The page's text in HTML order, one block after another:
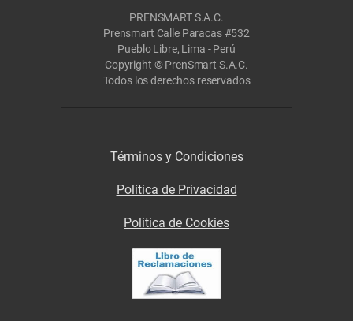
PRENSMART S.A.C.
Prensmart Calle Paracas #532
Pueblo Libre, Lima - Perú
Copyright © PrenSmart S.A.C.
Todos los derechos reservados
Términos y Condiciones
Política de Privacidad
Politica de Cookies